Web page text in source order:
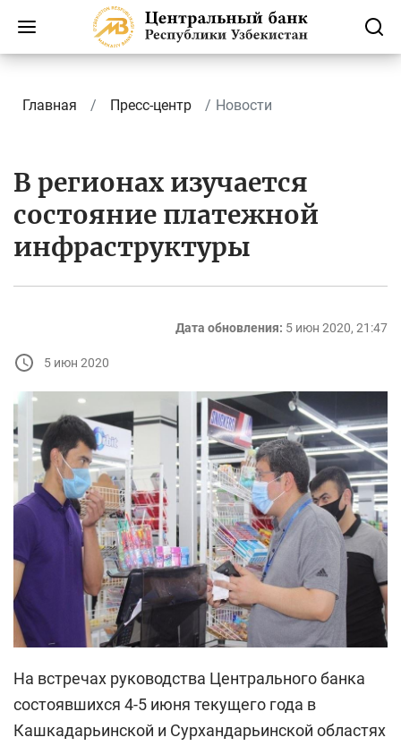
Главная Пресс-центр Новости
В регионах изучается
состояние платежной
инфраструктуры
Дата обновления: 5 июн 2020, 21:47
5 июн 2020
На встречах руководства Центрального банка
состоявшихся 4-5 июня текущего года в
Кашкадарьинской и Сурхандарьинской областях